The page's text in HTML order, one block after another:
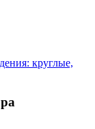
круглые,